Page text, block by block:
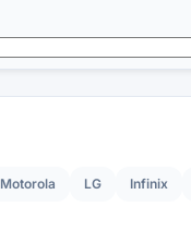
Infinix
LG
Motorola